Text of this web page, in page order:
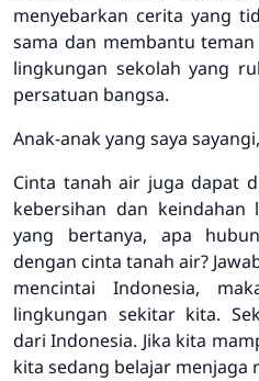
menyebarkan cerita yang
sama dan membantu
lingkungan sekolah yang
persatuan bangsa.
Anak-anak yang saya sayangi,
Cinta tanah air juga dapat
kebersihan dan keindahan
yang bertanya, apa
dengan cinta tanah air?
mencintai Indonesia,
lingkungan sekitar kita.
dari Indonesia. Jika kita
kita sedang belajar menjaga